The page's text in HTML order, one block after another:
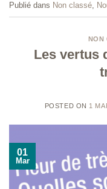
Publié dans Non classé,
NON
Les vertus
POSTED ON 1
01
Mar